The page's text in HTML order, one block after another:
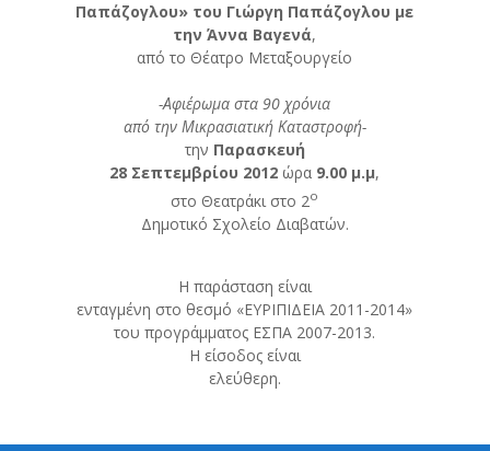
Παπάζογλου» του Γιώργη Παπάζογλου με
την Άννα Βαγενά,
από το Θέατρο Μεταξουργείο
-Αφιέρωμα στα 90 χρόνια
από την Μικρασιατική Καταστροφή-
την Παρασκευή
28 Σεπτεμβρίου 2012 ώρα 9.00 μ.μ,
στο Θεατράκι στο 2ο
Δημοτικό Σχολείο Διαβατών.
Η παράσταση είναι
ενταγμένη στο θεσμό «ΕΥΡΙΠΙΔΕΙΑ 2011-2014»
του προγράμματος ΕΣΠΑ 2007-2013.
Η είσοδος είναι
ελεύθερη.